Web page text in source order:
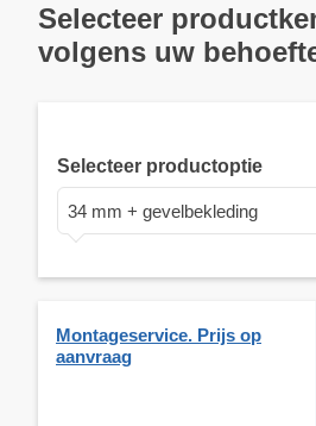
Selecteer
volgens uw
Selecteer productoptie
34 mm + gevelbekleding
Montageservice. Prijs op
aanvraag